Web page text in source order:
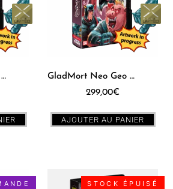
GladMort Neo Geo AES [JPN] Standard Edition
GladMort Neo Geo AES [US] Standard Edition
299,00€
AJOUTER AU PANIER
STOCK ÉPUISÉ